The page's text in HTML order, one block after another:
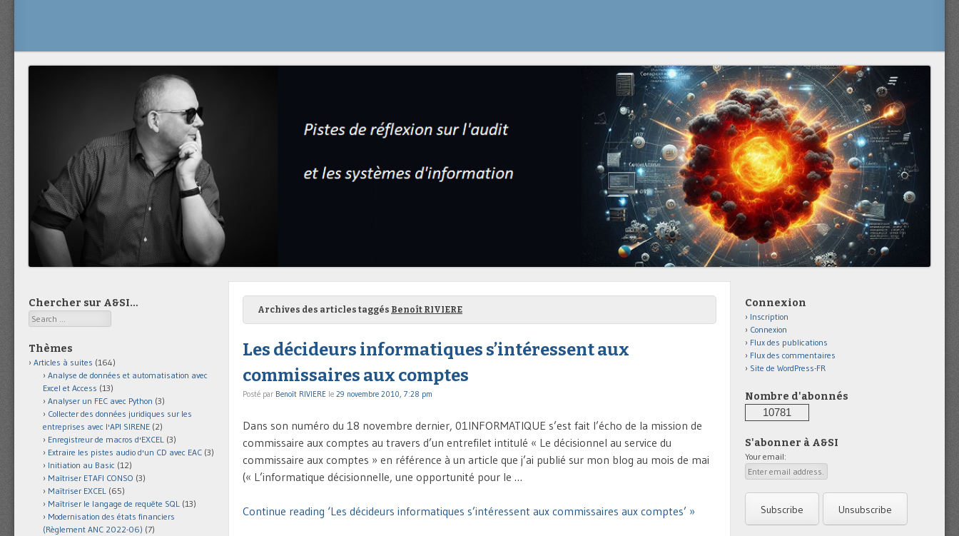
Archives des articles taggés Benoît RIVIERE
Les décideurs informatiques s’intéressent aux
commissaires aux comptes
Posté par Benoît RIVIERE le 29 novembre 2010, 7:28 pm
Dans son numéro du 18 novembre dernier, 01INFORMATIQUE s’est fait l’écho de la mission de
commissaire aux comptes au travers d’un entrefilet intitulé « Le décisionnel au service du
commissaire aux comptes » en référence à un article que j’ai publié sur mon blog au mois de mai
(« L’informatique décisionnelle, une opportunité pour le …
Continue reading ‘Les décideurs informatiques s’intéressent aux commissaires aux comptes’ »
Chercher sur A&SI…
Search
Thèmes
Articles à suites (164)
Analyse de données et automatisation avec
Excel et Access (13)
Analyser un FEC avec Python (3)
Collecter des données juridiques sur les
entreprises avec l'API SIRENE (2)
Enregistreur de macros d'EXCEL (3)
Extraire les pistes audio d'un CD avec EAC (3)
Initiation au Basic (12)
Maîtriser ETAFI CONSO (3)
Maîtriser EXCEL (65)
Maîtriser le langage de requête SQL (13)
Modernisation des états financiers
(Règlement ANC 2022-06) (7)
Connexion
Inscription
Connexion
Flux des publications
Flux des commentaires
Site de WordPress-FR
Nombre d'abonnés
10781
S'abonner à A&SI
Your email: